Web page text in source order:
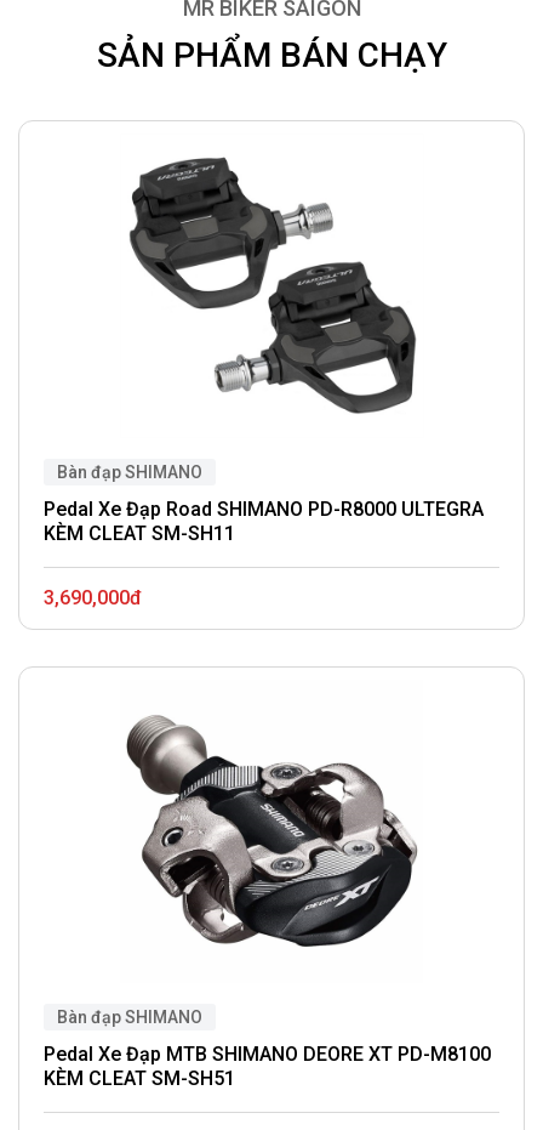
MR BIKER SAIGON
SẢN PHẨM BÁN CHẠY
Bàn đạp SHIMANO
Pedal Xe Đạp Road SHIMANO PD-R8000 ULTEGRA
KÈM CLEAT SM-SH11
3,690,000đ
Bàn đạp SHIMANO
Pedal Xe Đạp MTB SHIMANO DEORE XT PD-M8100
KÈM CLEAT SM-SH51